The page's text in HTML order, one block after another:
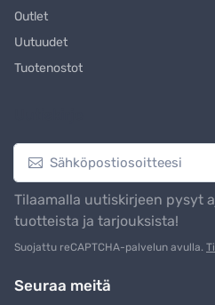
Outlet
Uutuudet
Tuotenostot
Tilaamalla uutiskirjeen pysyt
tuotteista ja tarjouksista!
Suojattu reCAPTCHA-palvelun avulla.
Seuraa meitä